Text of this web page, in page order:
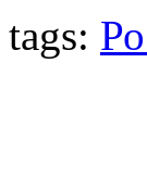
tags: